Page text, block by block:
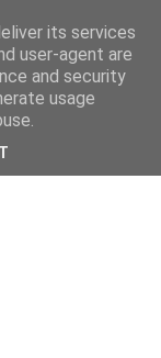
its services
user-agent are
and security
usage